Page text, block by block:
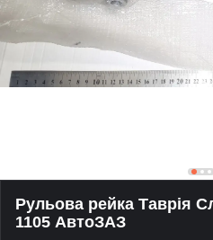
Рульова рейка Таврія
1105 АвтоЗАЗ